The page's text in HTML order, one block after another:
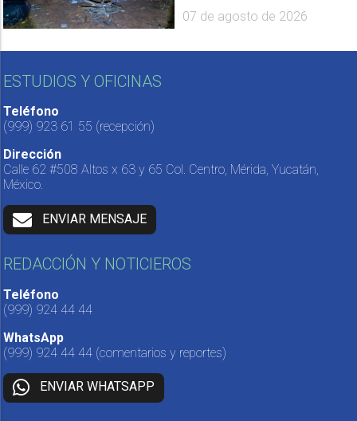
07 de agosto de 2026
ESTUDIOS Y OFICINAS
Teléfono
(999) 923 61 55 (recepción)
Dirección
Calle 62 #508 Altos x 63 y 65 Col. Centro, Mérida, Yucatán,
México.
ENVIAR MENSAJE
REDACCIÓN Y NOTICIEROS
Teléfono
(999) 924 44 44
WhatsApp
(999) 924 44 44 (comentarios y reportes)
ENVIAR WHATSAPP